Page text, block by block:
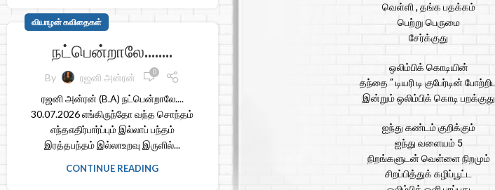
வியாழன் கவிதைகள்
நட்பென்றாலே……..
By ரஜனி அன்ரன் 0
ரஜனி அன்ரன் (B.A) நட்பென்றாலே....
30.07.2026 எங்கிருந்தோ வந்த சொந்தம்
எந்தஎதிர்பார்ப்பும் இல்லாப் பந்தம்
இரத்தபந்தம் இல்லாஉறவு இருளில்...
CONTINUE READING
வெள்ளி , தங்க பதக்கம்
பெற்று பெருமை
சேர்க்குது
ஒலிம்பிக் கொடியின்
தந்தை ” டியரி டி குபேர்டின் போற்றிட
இன்றும் ஒலிம்பிக் கொடி பறக்குது
ஐந்து கண்டம் குறிக்கும்
ஐந்து வளையம் 5
நிறங்களுடன் வெள்ளை நிறமும்
சிறப்பித்துக் கழிப்பூட்ட